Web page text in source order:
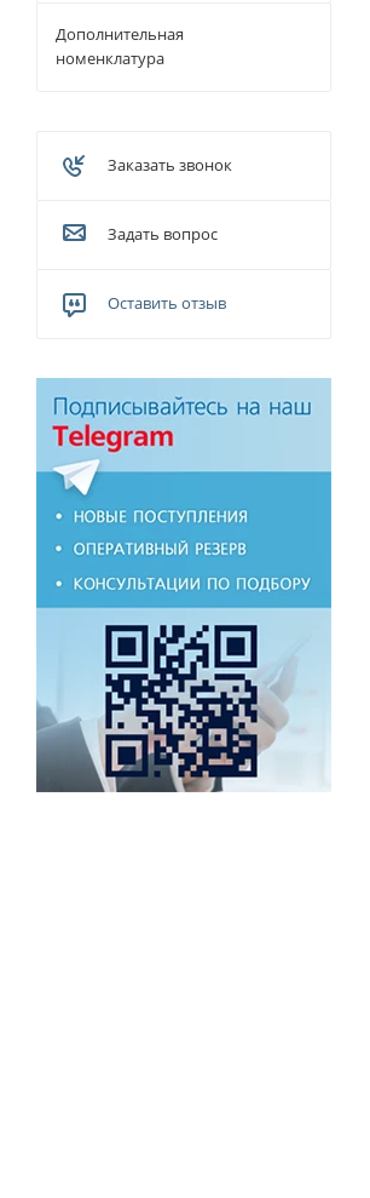
Дополнительная
номенклатура
Заказать звонок
Задать вопрос
Оставить отзыв